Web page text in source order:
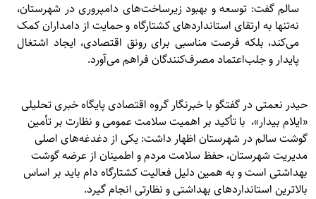
سالم گفت: توسعه و بهبود زیرساخت‌های دامپروری در شهرستان،
نه‌تنها به ارتقای استانداردهای کشتارگاه و حمایت از دامداران کمک
می‌کند، بلکه فرصت مناسبی برای رونق اقتصادی، ایجاد اشتغال
پایدار و جلب‌اعتماد مصرف‌کنندگان فراهم می‌آورد.
حیدر نعمتی در گفتگو با خبرنگار گروه اقتصادی پایگاه خبری تحلیلی
«ایلام بیدار»، با تأکید بر اهمیت سلامت عمومی و نظارت بر تأمین
گوشت سالم در شهرستان اظهار داشت: یکی از دغدغه‌های اصلی
مدیریت شهرستان، حفظ سلامت مردم و اطمینان از عرضه گوشت
بهداشتی است و به همین دلیل فعالیت کشتارگاه دام باید بر اساس
بالاترین استانداردهای بهداشتی و نظارتی انجام گیرد.